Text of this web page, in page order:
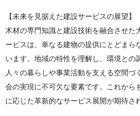
【未来を見据えた建設サービスの展望】
木材の専門知識と建設技術を融合させた
ービスは、単なる建物の提供にとどまら
います。地域の特性を理解し、環境との
人々の暮らしや事業活動を支える空間づ
会の実現に不可欠な要素です。これから
に応じた革新的なサービス展開が期待さ